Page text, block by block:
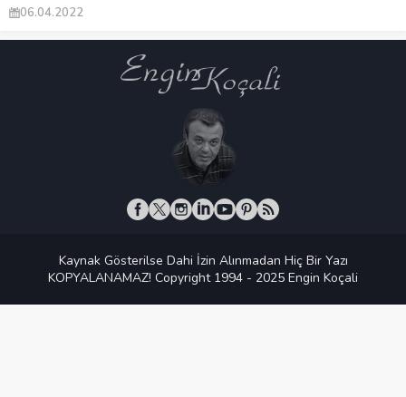
06.04.2022
Kaynak Gösterilse Dahi İzin Alınmadan Hiç Bir Yazı
KOPYALANAMAZ! Copyright 1994 - 2025 Engin Koçali